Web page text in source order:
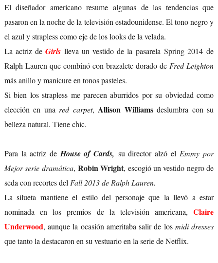
El diseñador americano resume algunas de las tendencias que
pasaron en la noche de la televisión estadounidense. El tono negro y
el azul y strapless como eje de los looks de la velada.
La actriz deGirls lleva un vestido de la pasarela Spring 2014de
Ralph Lauren que combinó con brazalete dorado de Fred Leighton
más anillo y manicure en tonos pasteles.
Si bien los strapless me parecen aburridos por su obviedad como
elección en una red carpet, Allison Williamsdeslumbra con su
belleza natural. Tiene chic.
Para la actriz de House of Cards, su director alzó el Emmy por
Mejor serie dramática, Robin Wright, escogió un vestido negro de
seda con recortes del Fall 2013 de Ralph Lauren.
La silueta mantiene el estilo del personaje que la llevó a estar
nominada en los premios de la televisión americana,Claire
Underwood, aunque la ocasión ameritaba salir de los midi dresses
que tanto la destacaron en su vestuario en la serie de Netflix.